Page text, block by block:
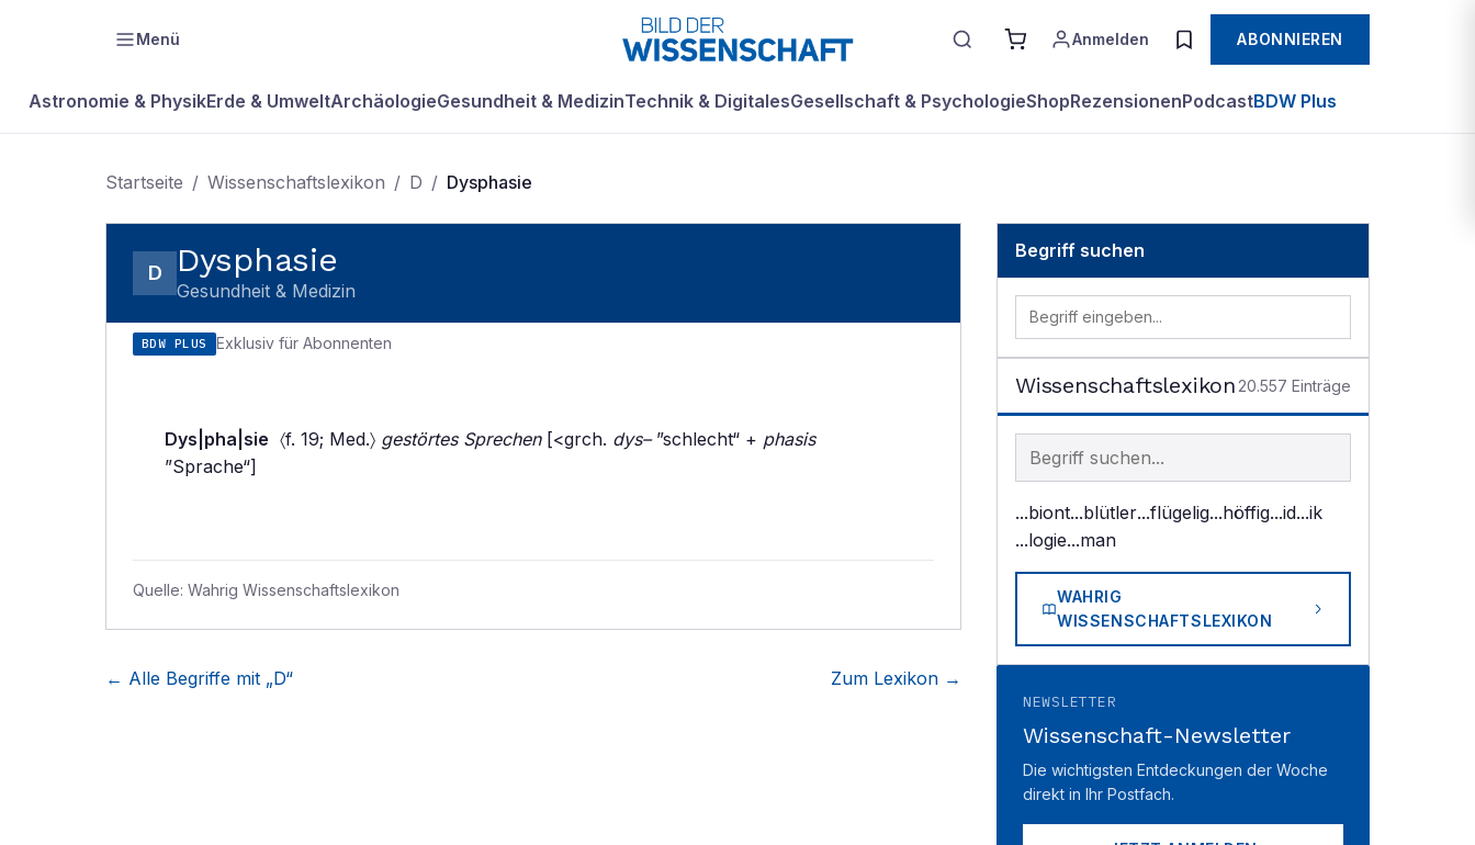
Menü Anmelden ABONNIEREN
Astronomie & PhysikErde & UmweltArchäologieGesundheit & MedizinTechnik & DigitalesGesellschaft & PsychologieShopRezensionenPodcastBDW Plus
Startseite / Wissenschaftslexikon / D / Dysphasie
D Dysphasie
Gesundheit & Medizin
BDW PLUS Exklusiv für Abonnenten
Dys|pha|sie 〈f. 19; Med.〉 gestörtes Sprechen[<grch. dys–”schlecht“ + phasis
”Sprache“]
Quelle: Wahrig Wissenschaftslexikon
← Alle Begriffe mit „D“ Zum Lexikon →
Begriff suchen
Wissenschaftslexikon 20.557 Einträge
Begriff im Lexikon suchen
...biont...blütler...flügelig...höffig...id...ik
...logie...man
WAHRIG
WISSENSCHAFTSLEXIKON
NEWSLETTER
Wissenschaft-Newsletter
Die wichtigsten Entdeckungen der Woche
direkt in Ihr Postfach.